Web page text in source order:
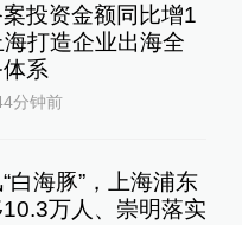
案投资金额同比增1
打造企业出海全
系
分钟前
白海豚”，上海浦东
万人、崇明落实